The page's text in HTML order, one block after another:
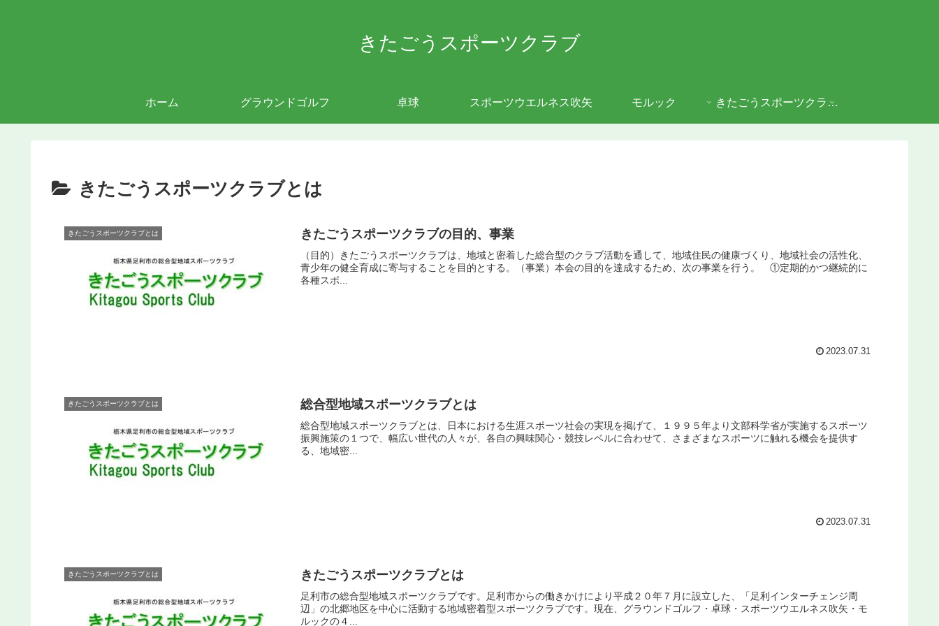
きたごうスポーツクラブ
ホーム グラウンドゴルフ 卓球 スポーツウエルネス吹矢 モルック きたごうスポーツクラブとは
きたごうスポーツクラブとは
きたごうスポーツクラブとは きたごうスポーツクラブの目的、事業
（目的）きたごうスポーツクラブは、地域と密着した総合型のクラブ活動を通して、地域住民の健康づくり、地域社会の活性化、
青少年の健全育成に寄与することを目的とする。（事業）本会の目的を達成するため、次の事業を行う。 ①定期的かつ継続的に
各種スポ...
2023.07.31
きたごうスポーツクラブとは 総合型地域スポーツクラブとは
総合型地域スポーツクラブとは、日本における生涯スポーツ社会の実現を掲げて、１９９５年より文部科学省が実施するスポーツ
振興施策の１つで、幅広い世代の人々が、各自の興味関心・競技レベルに合わせて、さまざまなスポーツに触れる機会を提供す
る、地域密...
2023.07.31
きたごうスポーツクラブとは きたごうスポーツクラブとは
足利市の総合型地域スポーツクラブです。足利市からの働きかけにより平成２０年７月に設立した、「足利インターチェンジ周
辺」の北郷地区を中心に活動する地域密着型スポーツクラブです。現在、グラウンドゴルフ・卓球・スポーツウエルネス吹矢・モ
ルックの４...